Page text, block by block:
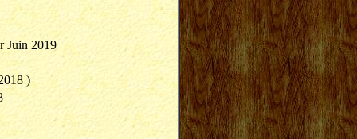
Juin 2019
)